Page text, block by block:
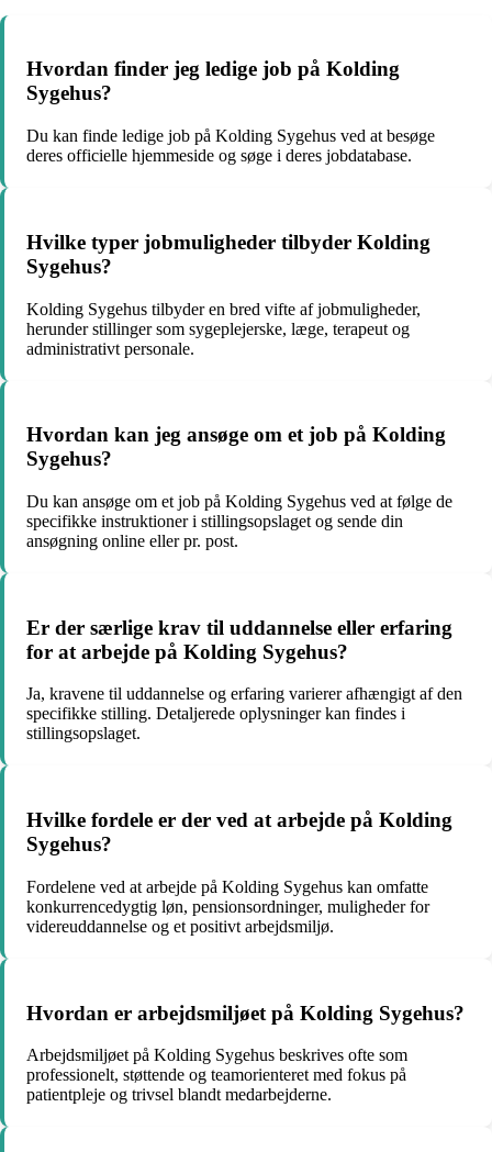
Hvordan finder jeg ledige job på Kolding
Sygehus?
Du kan finde ledige job på Kolding Sygehus ved at besøge
deres officielle hjemmeside og søge i deres jobdatabase.
Hvilke typer jobmuligheder tilbyder Kolding
Sygehus?
Kolding Sygehus tilbyder en bred vifte af jobmuligheder,
herunder stillinger som sygeplejerske, læge, terapeut og
administrativt personale.
Hvordan kan jeg ansøge om et job på Kolding
Sygehus?
Du kan ansøge om et job på Kolding Sygehus ved at følge de
specifikke instruktioner i stillingsopslaget og sende din
ansøgning online eller pr. post.
Er der særlige krav til uddannelse eller erfaring
for at arbejde på Kolding Sygehus?
Ja, kravene til uddannelse og erfaring varierer afhængigt af den
specifikke stilling. Detaljerede oplysninger kan findes i
stillingsopslaget.
Hvilke fordele er der ved at arbejde på Kolding
Sygehus?
Fordelene ved at arbejde på Kolding Sygehus kan omfatte
konkurrencedygtig løn, pensionsordninger, muligheder for
videreuddannelse og et positivt arbejdsmiljø.
Hvordan er arbejdsmiljøet på Kolding Sygehus?
Arbejdsmiljøet på Kolding Sygehus beskrives ofte som
professionelt, støttende og teamorienteret med fokus på
patientpleje og trivsel blandt medarbejderne.